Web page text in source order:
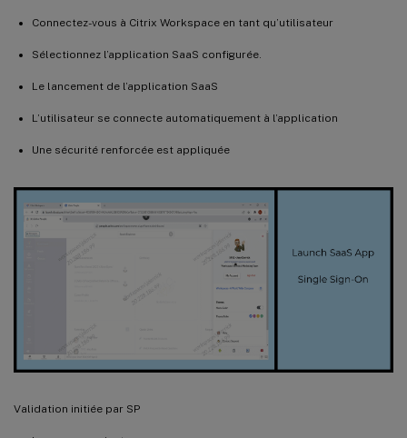
Connectez-vous à Citrix Workspace en tant qu’utilisateur
Sélectionnez l’application SaaS configurée.
Le lancement de l’application SaaS
L’utilisateur se connecte automatiquement à l’application
Une sécurité renforcée est appliquée
Validation initiée par SP